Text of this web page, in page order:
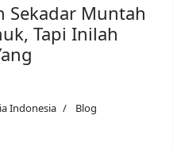
Sekadar Muntah
Tapi Inilah
Indonesia
Blog